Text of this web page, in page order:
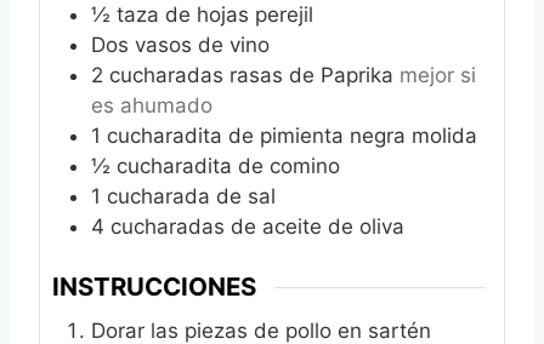
½ taza de hojas perejil
Dos vasos de vino
2 cucharadas rasas de Paprika mejor si
es ahumado
1 cucharadita de pimienta negra molida
½ cucharadita de comino
1 cucharada de sal
4 cucharadas de aceite de oliva
INSTRUCCIONES
Dorar las piezas de pollo en sartén